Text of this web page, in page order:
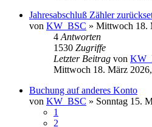
Jahresabschluß Zähler
von KW_BSC » Mittwoch 18.
4 Antworten
1530 Zugriffe
Letzter Beitrag von
Mittwoch 18. März
Buchung auf anderes Konto
von KW_BSC » Sonntag 15.
1
2